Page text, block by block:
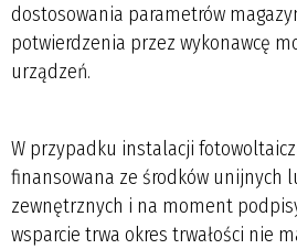
dostosowania parametrów
potwierdzenia przez wykonawcę
urządzeń.
W przypadku instalacji
finansowana ze środków unijnych
zewnętrznych i na moment
wsparcie trwa okres trwałości nie